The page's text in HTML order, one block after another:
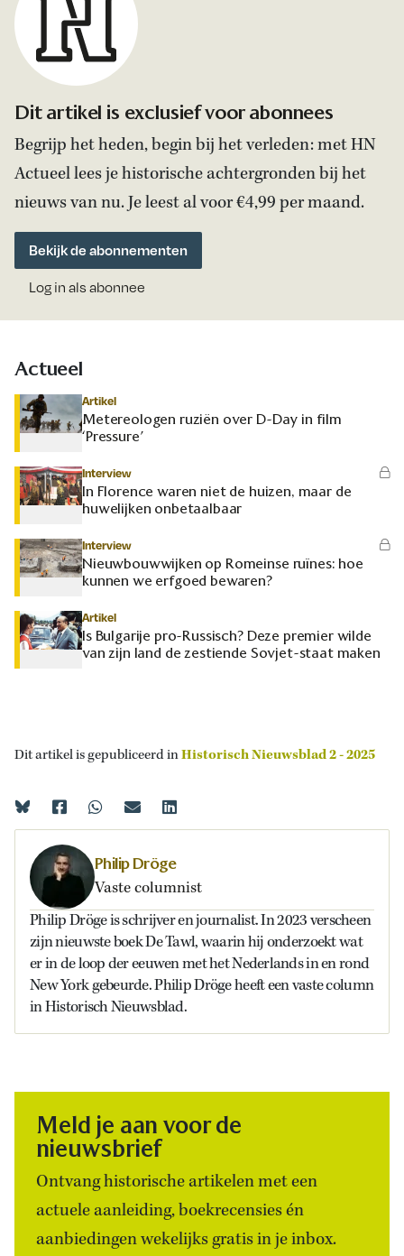
Dit artikel is exclusief voor abonnees
Begrijp het heden, begin bij het verleden: met HN
Actueel lees je historische achtergronden bij het
nieuws van nu. Je leest al voor €4,99 per maand.
Bekijk de abonnementen
Log in als abonnee
Actueel
Artikel
Metereologen ruziën over D-Day in film
‘Pressure’
Interview
In Florence waren niet de huizen, maar de
huwelijken onbetaalbaar
Interview
Nieuwbouwwijken op Romeinse ruïnes: hoe
kunnen we erfgoed bewaren?
Artikel
Is Bulgarije pro-Russisch? Deze premier wilde
van zijn land de zestiende Sovjet-staat maken
Dit artikel is gepubliceerd inHistorisch Nieuwsblad 2 - 2025
Philip Dröge
Vaste columnist
Philip Dröge is schrijver en journalist. In 2023 verscheen
zijn nieuwste boek De Tawl, waarin hij onderzoekt wat
er in de loop der eeuwen met het Nederlands in en rond
New York gebeurde. Philip Dröge heeft een vaste column
in Historisch Nieuwsblad.
Meld je aan voor de
nieuwsbrief
Ontvang historische artikelen met een
actuele aanleiding, boekrecensies én
aanbiedingen wekelijks gratis in je inbox.